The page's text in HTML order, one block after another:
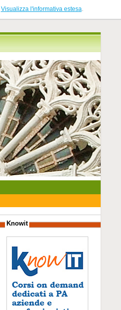
Visualizza l'informativa estesa.
Knowit